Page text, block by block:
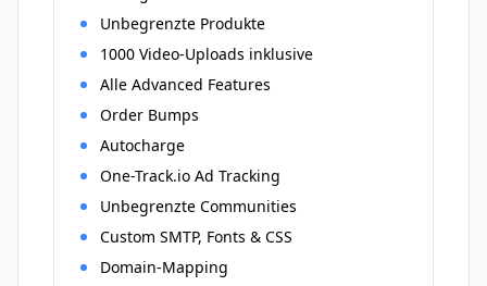
Unbegrenzte Produkte
1000 Video-Uploads inklusive
Alle Advanced Features
Order Bumps
Autocharge
One-Track.io Ad Tracking
Unbegrenzte Communities
Custom SMTP, Fonts & CSS
Domain-Mapping